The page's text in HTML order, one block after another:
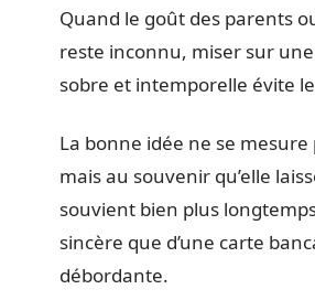
Quand le goût des parents
reste inconnu, miser sur
sobre et intemporelle évite
La bonne idée ne se mesure
mais au souvenir qu’elle
souvient bien plus
sincère que d’une carte
débordante.